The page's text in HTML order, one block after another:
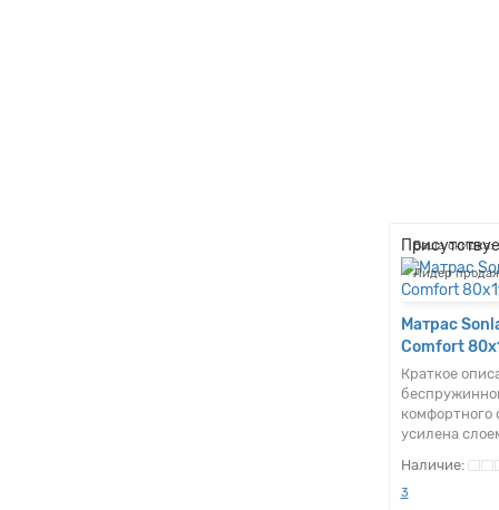
Ваша скидка:
Лидер
Матрас
Comfort
Краткое
комфортного
усилена
3